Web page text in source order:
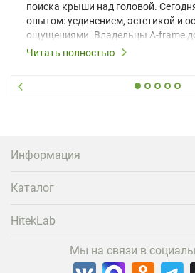
поиска крыши над головой.
опытом: уединением, эстетикой и
ощущениями. Владельцы A-frame
шале понимают, что конкуренция
вернуться и поделиться
проектора.
Читать полностью
Информация
Каталог
HitekLab
Мы на связи в